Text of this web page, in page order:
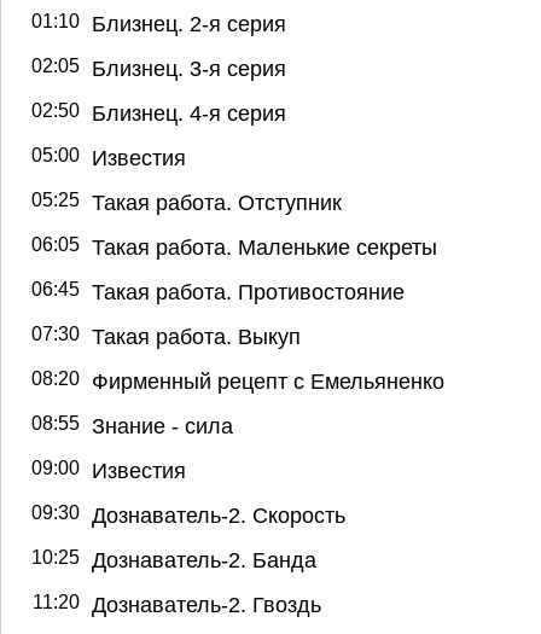
01:10 Близнец. 2-я серия
02:05 Близнец. 3-я серия
02:50 Близнец. 4-я серия
05:00 Известия
05:25 Такая работа. Отступник
06:05 Такая работа. Маленькие секреты
06:45 Такая работа. Противостояние
07:30 Такая работа. Выкуп
08:20 Фирменный рецепт с Емельяненко
08:55 Знание - сила
09:00 Известия
09:30 Дознаватель-2. Скорость
10:25 Дознаватель-2. Банда
11:20 Дознаватель-2. Гвоздь